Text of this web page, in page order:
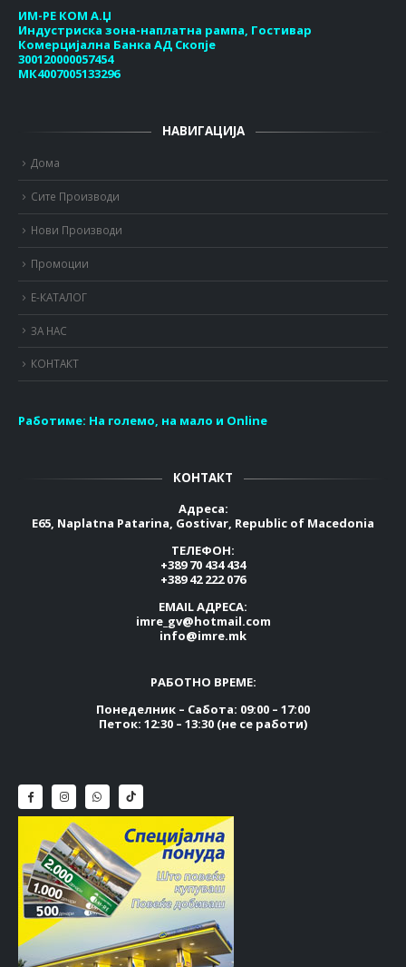
ИМ-РЕ КОМ А.Џ
Индустриска зона-наплатна рампа, Гостивар
Комерцијална Банка АД Скопје
300120000057454
МК4007005133296
НАВИГАЦИЈА
Дома
Сите Производи
Нови Производи
Промоции
Е-КАТАЛОГ
ЗА НАС
КОНТАКТ
Работиме: На големо, на мало и Online
КОНТАКТ
Адреса:
E65, Naplatna Patarina, Gostivar, Republic of Macedonia
ТЕЛЕФОН:
+389 70 434 434
+389 42 222 076
EMAIL АДРЕСА:
imre_gv@hotmail.com
info@imre.mk
РАБОТНО ВРЕМЕ:
Понеделник – Сабота: 09:00 – 17:00
Петок: 12:30 – 13:30 (не се работи)